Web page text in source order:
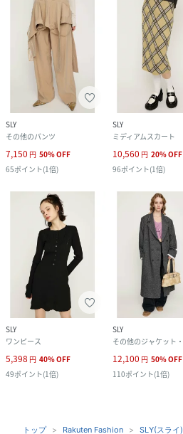
SLY
その他のパンツ
7,150 円 50%OFF
65ポイント(1倍)
SLY
ミディアムスカート
10,560 円 20%OFF
96ポイント(1倍)
SLY
ワンピース
5,398 円 40%OFF
49ポイント(1倍)
SLY
12,100 円 50%OFF
110ポイント(1倍)
トップ Rakuten Fashion
SLY(スライ)